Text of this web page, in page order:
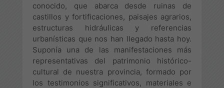
conocido, que abarca desde ruinas de
castillos y fortificaciones, paisajes agrarios,
estructuras hidráulicas y referencias
urbanísticas que nos han llegado hasta hoy.
Suponía una de las manifestaciones más
representativas del patrimonio histórico-
cultural de nuestra provincia, formado por
los testimonios significativos, materiales e